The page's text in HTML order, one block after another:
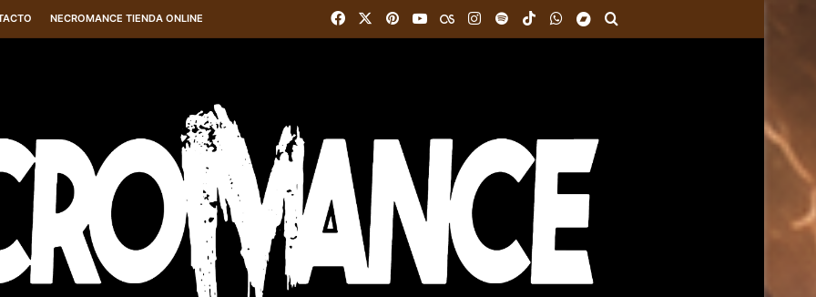
NECROMANCE TIENDA ONLINE FacebookPinterestYouTubeLast.FMInstagram
SpotifyTikTokWhatsAppBandcamp